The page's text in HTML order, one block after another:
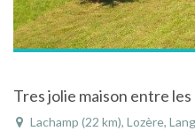
Lachamp (22 km), Lozère,